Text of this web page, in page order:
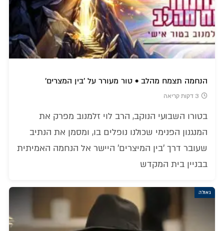
הנחמה תצמח מהלב • טור מעורר על 'בין המצרים'
3 דקות קריאה
בטורו השבועי הנוקב, הרב לוי זלמנוב מפרק את
המנגנון הפנימי שכולנו נופלים בו, ומסמן את הנתיב
שעובר דרך 'בין המיצרים' היישר אל הנחמה האמיתית
בבניין בית המקדש
גאולה